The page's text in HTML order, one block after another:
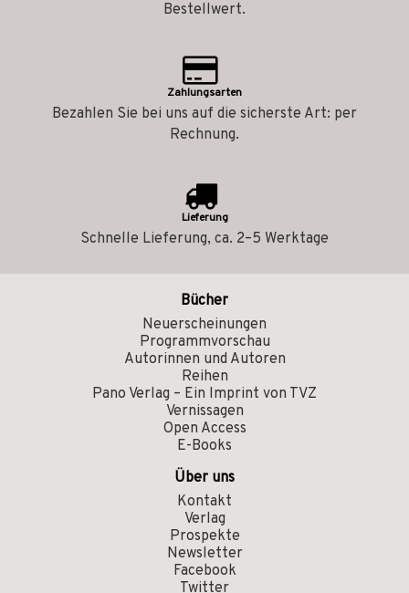
Bestellwert.
Zahlungsarten
Bezahlen Sie bei uns auf die sicherste Art: per
Rechnung.
Lieferung
Schnelle Lieferung, ca. 2–5 Werktage
Bücher
Neuerscheinungen
Programmvorschau
Autorinnen und Autoren
Reihen
Pano Verlag – Ein Imprint von TVZ
Vernissagen
Open Access
E-Books
Über uns
Kontakt
Verlag
Prospekte
Newsletter
Facebook
Twitter